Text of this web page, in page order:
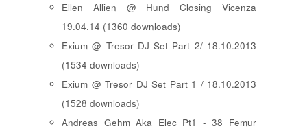
Ellen Allien @ Hund Closing Vicenza
19.04.14 (1360 downloads)
Exium @ Tresor DJ Set Part 2/ 18.10.2013
(1534 downloads)
Exium @ Tresor DJ Set Part 1 / 18.10.2013
(1528 downloads)
Andreas Gehm Aka Elec Pt1 - 38 Femur